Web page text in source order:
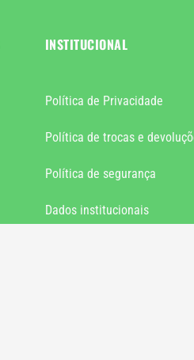
INSTITUCIONAL
Política de Privacidade
Política de trocas e
Política de segurança
Dados institucionais